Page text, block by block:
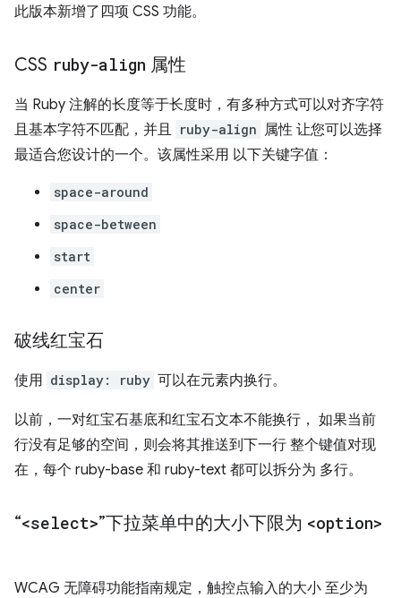
此版本新增了四项 CSS 功能。
CSS ruby-align 属性
当 Ruby 注解的长度等于长度时，有多种方式可以对齐字符
且基本字符不匹配，并且 ruby-align 属性 让您可以选择
最适合您设计的一个。该属性采用 以下关键字值：
space-around
space-between
start
center
破线红宝石
使用 display: ruby 可以在元素内换行。
以前，一对红宝石基底和红宝石文本不能换行， 如果当前
行没有足够的空间，则会将其推送到下一行 整个键值对现
在，每个 ruby-base 和 ruby-text 都可以拆分为 多行。
“<select>”下拉菜单中的大小下限为 <option>
WCAG 无障碍功能指南规定，触控点输入的大小 至少为